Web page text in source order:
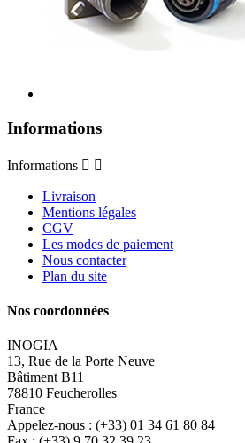
Informations
Informations  
Livraison
Mentions légales
CGV
Les modes de paiement
Nous contacter
Plan du site
Nos coordonnées
INOGIA
13, Rue de la Porte Neuve
Bâtiment B11
78810 Feucherolles
France
Appelez-nous : (+33) 01 34 61 80 84